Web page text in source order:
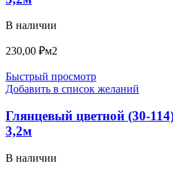
В наличии
230,00 ₽м2
Быстрый просмотр
Добавить в список желаний
Глянцевый цветной (30-
3,2м
В наличии